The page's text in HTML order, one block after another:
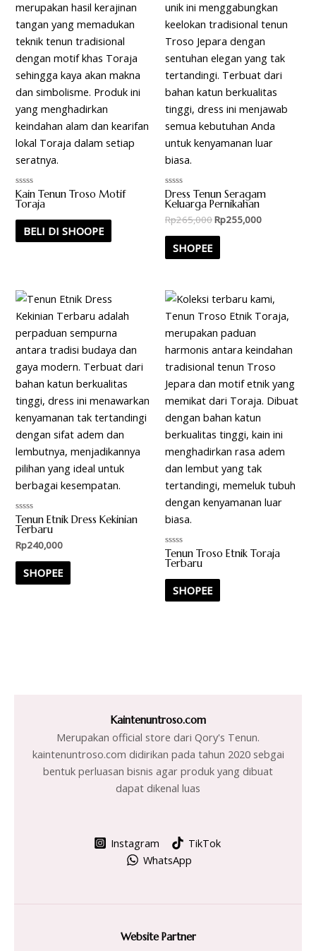
Rated
0
out
of
Kain Tenun Troso Motif
Toraja
BELI DI SHOOPE
Rated
0
out
of
Dress Tenun Seragam
Keluarga Pernikahan
Rp265,000Rp255,000
SHOPEE
Rated
0
out
of
Tenun Etnik Dress Kekinian
Terbaru
Rp240,000
SHOPEE
Rated
0
out
of
Tenun Troso Etnik Toraja
Terbaru
SHOPEE
Kaintenuntroso.com
Merupakan official store dari Qory's Tenun.
kaintenuntroso.com didirikan pada tahun 2020 sebgai
bentuk perluasan bisnis agar produk yang dibuat
dapat dikenal luas
Instagram
TikTok
WhatsApp
Website Partner